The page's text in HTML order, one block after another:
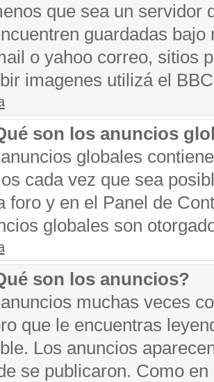
que sea un servidor
guardadas
o yahoo correo, sitios
imagenes utilizá el
son los anuncios
globales
cada vez que sea
foro y en el Panel de
globales son
son los anuncios?
muchas veces
que le encuentras
Los anuncios
se publicaron. Como